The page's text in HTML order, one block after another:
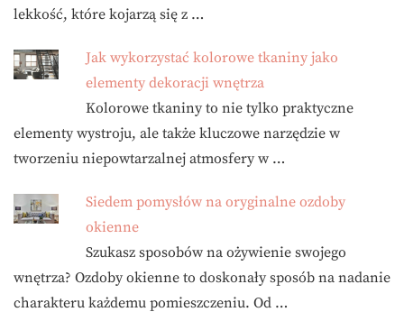
lekkość, które kojarzą się z …
Jak wykorzystać kolorowe tkaniny jako
elementy dekoracji wnętrza
Kolorowe tkaniny to nie tylko praktyczne
elementy wystroju, ale także kluczowe narzędzie w
tworzeniu niepowtarzalnej atmosfery w …
Siedem pomysłów na oryginalne ozdoby
okienne
Szukasz sposobów na ożywienie swojego
wnętrza? Ozdoby okienne to doskonały sposób na nadanie
charakteru każdemu pomieszczeniu. Od …